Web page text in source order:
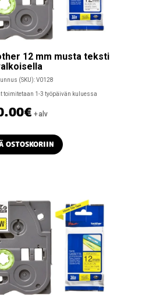
12 mm musta teksti
(SKU):V0128
toimitetaan 1-3 työpäivän kuluessa
€ +alv
OSTOSKORIIN